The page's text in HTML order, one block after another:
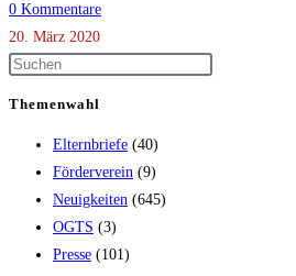
0 Kommentare
20. März 2020
Themenwahl
Elternbriefe (40)
Förderverein (9)
Neuigkeiten (645)
OGTS (3)
Presse (101)